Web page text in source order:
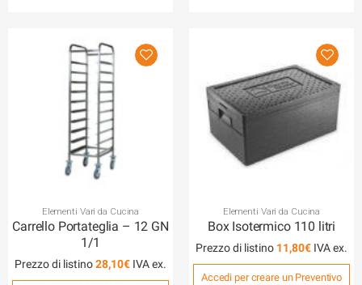
Elementi Vari da Cucina
Carrello Portateglia – 12 GN
1/1
Prezzo di listino28,10€
Elementi Vari da Cucina
Box Isotermico 110 litri
Prezzo di listino 11,80€
Accedi per creare un Preventivo